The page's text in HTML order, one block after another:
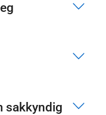
sakkyndig